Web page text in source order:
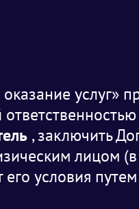
услуг»
, заключить
лицом
условия